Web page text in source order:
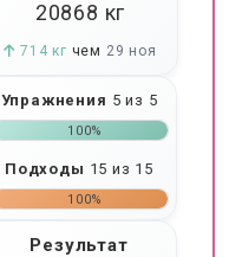
20868 кг
714 кг чем 29 ноя
Упражнения 5 из 5
100%
Подходы 15 из 15
100%
Результат